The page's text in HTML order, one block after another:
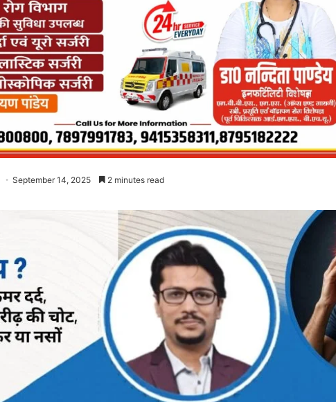
September 14, 2025 2 minutes read